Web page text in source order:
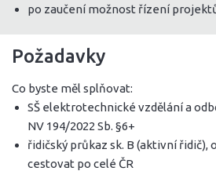
po zaučení možnost řízení
Požadavky
Co byste měl splňovat:
SŠ elektrotechnické vzdělání a
NV 194/2022 Sb. §6+
řidičský průkaz sk. B (aktivní řidič),
cestovat po celé ČR